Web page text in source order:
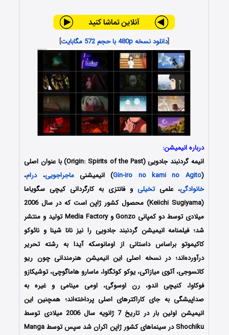
[دانلود نسخه 480p با حجم 572 مگابایت ]
درباره انیمیشن:
انیمه گردنبند جادویی (Origin: Spirits of the Past) با عنوان اصلی
(
Gin-iro no kami no Agito) انیمیشنیماجراجویی،درام،
خانوادگی، علمیتخیلی و فانتزی به کارگردانی کیچی سگویاما
(Keiichi Sugiyama) محصول کشور ژاپن است که در سال 2006
میلادی توسط دو کمپانی Gonzo و Media Factory تولید و منتشر
شد؛ فیلمنامه انیمیشن گردنبند جادویی را نیز نانا شینا و نائوکو
کاکیموتو براساس داستانی از اومانوسکه آیدا به رشته تحریر
درآورده‌‌‌‌‌‌اند؛ در نسخه اصلی این انیمیشن هنرمندانی چون ریو
کاتسوجی، آئوی میازاکی، یوکو کوتگاوا، ماسارو هاماگوچی، توشیکازو
فوکاوا، کنیچی اندو، رن اوسوگی، اومی مینامی و غیره به
صداپیشگی به جای کاراکترهای اصلی پرداخته‌اند؛ همچنین این
انیمیشن اولین بار در تاریخ 7 ژانویه سال 2006 میلادی توسط
Shochiku در سینماهای کشور ژاپن اکران شد سپس توسط Manga